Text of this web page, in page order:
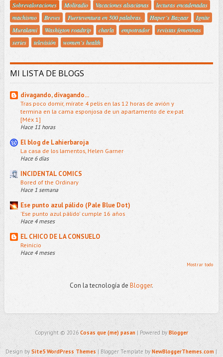
Sobrevaloraciones
Moliradio Vacaciones alsacianas
lecturas encadenadas
machismo
Breves Fuerteventura en 500 palabras. Haper´s Bazaar
Ignite
Murakami
Washigton roadtrip charla empotrador
revistas femeninas
series
televisión women´s health
MI LISTA DE BLOGS
divagando, divagando...
Tras poco domir, mírate 4 pelis en las 12 horas de avión y
termina en la cama esponjosa de un apartamento de ex-pat
[Méx 1]
Hace 11 horas
El blog de Lahierbaroja
La casa de los lamentos, Helen Garner
Hace 6 días
INCIDENTAL COMICS
Bored of the Ordinary
Hace 1 semana
Ese punto azul pálido (Pale Blue Dot)
'Ese punto azul pálido' cumple 16 años
Hace 4 meses
EL CHICO DE LA CONSUELO
Reinicio
Hace 4 meses
Mostrar todo
Con la tecnología de Blogger.
Copyright © 2026Cosas que (me) pasan | Powered byBlogger
Design bySite5 WordPress Themes | Blogger Template byNewBloggerThemes.com |